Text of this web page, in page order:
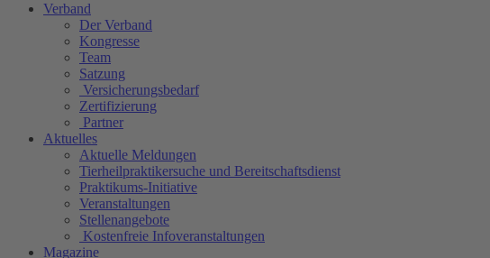
Verband
Der Verband
Kongresse
Team
Satzung
Versicherungsbedarf
Zertifizierung
Partner
Aktuelles
Aktuelle Meldungen
Tierheilpraktikersuche und Bereitschaftsdienst
Praktikums-Initiative
Veranstaltungen
Stellenangebote
Kostenfreie Infoveranstaltungen
Magazine